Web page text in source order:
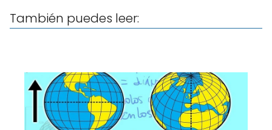
También puedes leer: